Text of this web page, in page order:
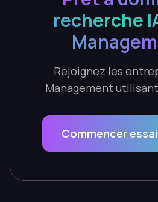
recherche
Rejoignez les
Management
Commencer